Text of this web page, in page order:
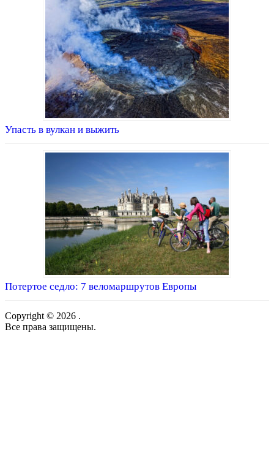
Упасть в вулкан и выжить
Потертое седло: 7 веломаршрутов Европы
Copyright © 2026 .
Все права защищены.